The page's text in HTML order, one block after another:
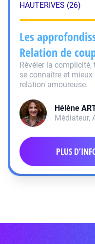
HAUTERIVES (26)
Les
Relation de
Révéler la
se connaître et
relation amoureuse.
Hélène
Médiateur,
PLUS